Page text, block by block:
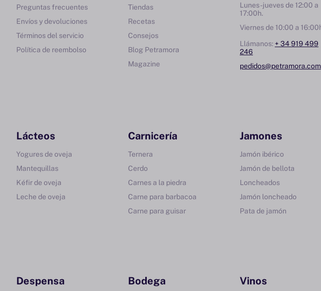
Preguntas frecuentes
Envíos y devoluciones
Términos del servicio
Política de reembolso
Tiendas
Recetas
Consejos
Blog Petramora
Magazine
Lunes-jueves de 12:00 a
17:00h.
Viernes de 10:00 a
Llámanos: + 34 919 499
246
pedidos@petramora.com
Lácteos
Yogures de oveja
Mantequillas
Kéfir de oveja
Leche de oveja
Carnicería
Ternera
Cerdo
Carnes a la piedra
Carne para barbacoa
Carne para guisar
Jamones
Jamón ibérico
Jamón de bellota
Loncheados
Jamón loncheado
Pata de jamón
Despensa Bodega Vinos